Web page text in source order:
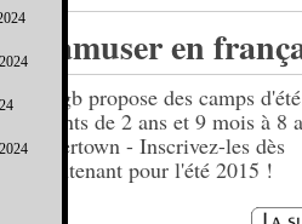
S’amuser en
L’efgb propose des camps
enfants de 2 ans et 9 mois à 8
Watertown - Inscrivez-les dès
maintenant pour l'été 2015 !